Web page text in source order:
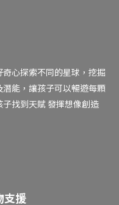
心探索不同的星球，挖掘
能，讓孩子可以暢遊每顆
找到天賦 發揮想像創造
支援